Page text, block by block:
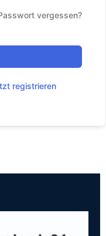
vergessen?
registrieren